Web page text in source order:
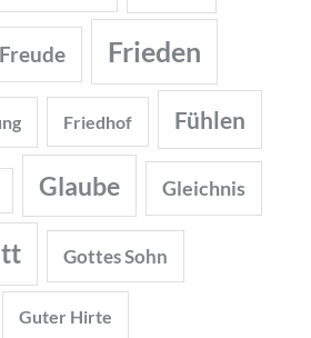
Freude Frieden
Friedhof Fühlen
Glaube Gleichnis
Gottes Sohn
Guter Hirte